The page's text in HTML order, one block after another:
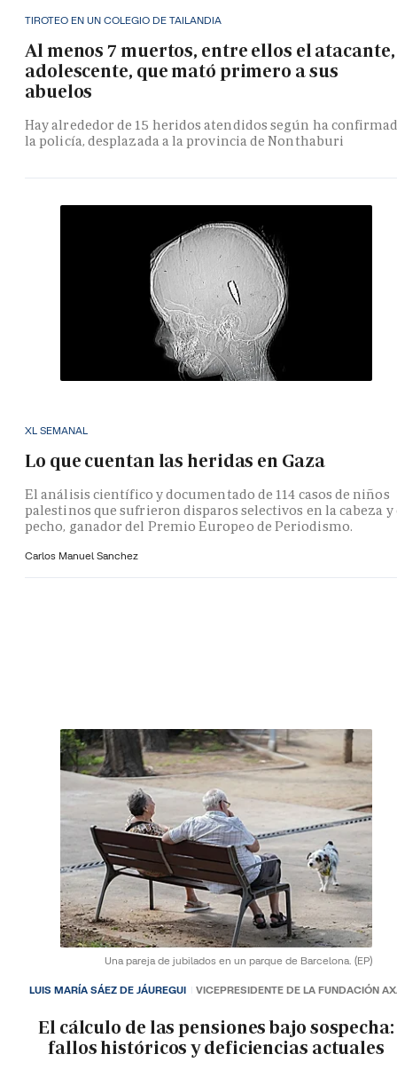
TIROTEO EN UN COLEGIO DE TAILANDIA
Al menos 7 muertos, entre ellos el atacante,
adolescente, que mató primero a sus
abuelos
Hay alrededor de 15 heridos atendidos según ha
la policía, desplazada a la provincia de Nonthaburi
XL SEMANAL
Lo que cuentan las heridas en Gaza
El análisis científico y documentado de 114 casos de niños
palestinos que sufrieron disparos selectivos en la cabeza y
pecho, ganador del Premio Europeo de Periodismo.
Carlos Manuel Sanchez
Una pareja de jubilados en un parque de Barcelona. (EP)
El cálculo de las pensiones bajo sospecha:
fallos históricos y deficiencias actuales
LUIS MARÍA SÁEZ DE JÁUREGUI VICEPRESIDENTE DE LA FUNDACIÓN